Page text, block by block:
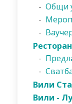
- Общи
-
-
-
-
Вили
Вили -